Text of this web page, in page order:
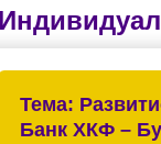
Тема:
Банк ХКФ –